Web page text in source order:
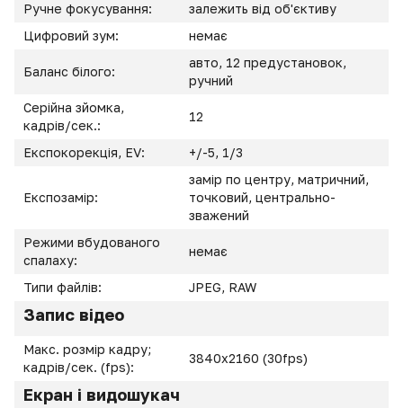
Ручне фокусування:
залежить від об'єктиву
Цифровий зум:
немає
Баланс білого:
авто, 12 предустановок,
ручний
Серійна зйомка,
кадрів/сек.:
12
Експокорекція, EV: +/-5, 1/3
Експозамір:
замір по центру, матричний,
точковий, центрально-
зважений
Режими вбудованого
спалаху:
немає
Типи файлів: JPEG, RAW
Запис відео
Макс. розмір кадру;
кадрів/сек. (fps):
3840x2160 (30fps)
Екран і видошукач